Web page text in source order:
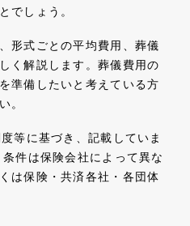
でしょう。
形式ごとの平均費用、葬儀
く解説します。葬儀費用の
準備したいと考えている方
。
等に基づき、記載していま
件は保険会社によって異な
は保険・共済各社・各団体